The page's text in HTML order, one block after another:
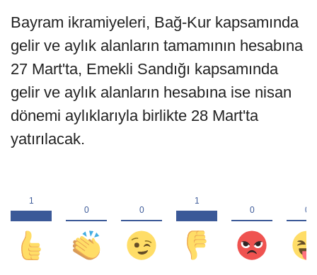
Bayram ikramiyeleri, Bağ-Kur kapsamında
gelir ve aylık alanların tamamının hesabına
27 Mart'ta, Emekli Sandığı kapsamında
gelir ve aylık alanların hesabına ise nisan
dönemi aylıklarıyla birlikte 28 Mart'ta
yatırılacak.